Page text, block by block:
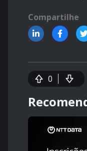
Compartilhe
0